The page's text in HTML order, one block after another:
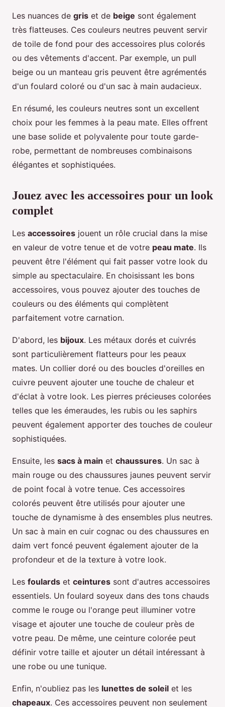
Les nuances de gris et de beige sont également
très flatteuses. Ces couleurs neutres peuvent servir
de toile de fond pour des accessoires plus colorés
ou des vêtements d'accent. Par exemple, un pull
beige ou un manteau gris peuvent être agrémentés
d'un foulard coloré ou d'un sac à main audacieux.
En résumé, les couleurs neutres sont un excellent
choix pour les femmes à la peau mate. Elles offrent
une base solide et polyvalente pour toute garde-
robe, permettant de nombreuses combinaisons
élégantes et sophistiquées.
Jouez avec les accessoires pour un look
complet
Les accessoires jouent un rôle crucial dans la mise
en valeur de votre tenue et de votre peau mate. Ils
peuvent être l'élément qui fait passer votre look du
simple au spectaculaire. En choisissant les bons
accessoires, vous pouvez ajouter des touches de
couleurs ou des éléments qui complètent
parfaitement votre carnation.
D'abord, les bijoux. Les métaux dorés et cuivrés
sont particulièrement flatteurs pour les peaux
mates. Un collier doré ou des boucles d'oreilles en
cuivre peuvent ajouter une touche de chaleur et
d'éclat à votre look. Les pierres précieuses colorées
telles que les émeraudes, les rubis ou les saphirs
peuvent également apporter des touches de couleur
sophistiquées.
Ensuite, les sacs à main et chaussures. Un sac à
main rouge ou des chaussures jaunes peuvent servir
de point focal à votre tenue. Ces accessoires
colorés peuvent être utilisés pour ajouter une
touche de dynamisme à des ensembles plus neutres.
Un sac à main en cuir cognac ou des chaussures en
daim vert foncé peuvent également ajouter de la
profondeur et de la texture à votre look.
Les foulards et ceintures sont d'autres accessoires
essentiels. Un foulard soyeux dans des tons chauds
comme le rouge ou l'orange peut illuminer votre
visage et ajouter une touche de couleur près de
votre peau. De même, une ceinture colorée peut
définir votre taille et ajouter un détail intéressant à
une robe ou une tunique.
Enfin, n'oubliez pas les lunettes de soleil et les
chapeaux. Ces accessoires peuvent non seulement